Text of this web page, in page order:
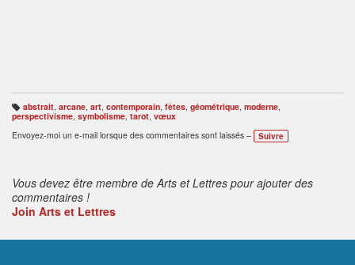
B
ali
s
e
abstrait, arcane, art, contemporain, fêtes, géométrique, moderne,
perspectivisme symbolisme tarot vœux
Envoyez-moi un e-mail lorsque des commentaires sont laissés –
Suivre
Vous devez être membre de Arts et Lettres pour ajouter des
commentaires !
Join Arts et Lettres